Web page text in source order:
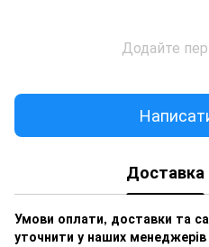
Додайте
Доставка
Умови оплати, доставки та
уточнити у наших